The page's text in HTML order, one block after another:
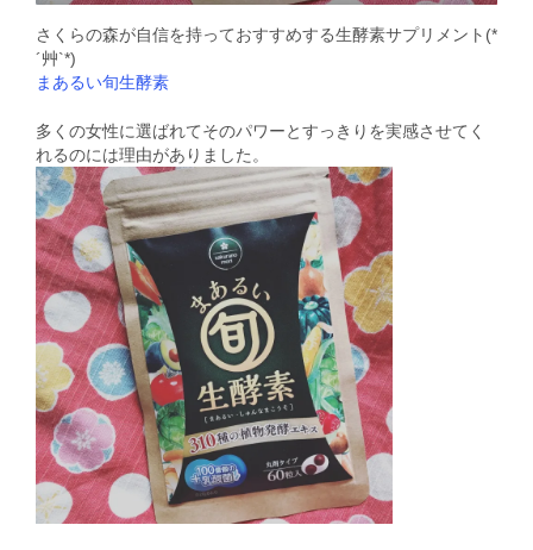
さくらの森が自信を持っておすすめする生酵素サプリメント(*
´艸`*)
まあるい旬生酵素
多くの女性に選ばれてそのパワーとすっきりを実感させてく
れるのには理由がありました。